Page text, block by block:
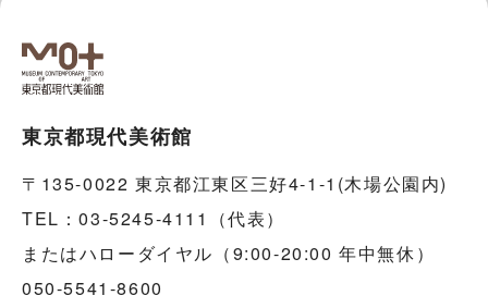
東京都現代美術館
〒135-0022 東京都江東区三好4-1-1(木場公園内)
TEL：03-5245-4111（代表）
またはハローダイヤル（9:00-20:00 年中無休）
050-5541-8600